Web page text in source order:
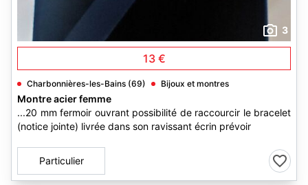
3
13 €
Charbonnières-les-Bains (69) Bijoux et montres
Montre acier femme
...20 mm fermoir ouvrant possibilité de raccourcir le bracelet
(notice jointe) livrée dans son ravissant écrin prévoir
Particulier